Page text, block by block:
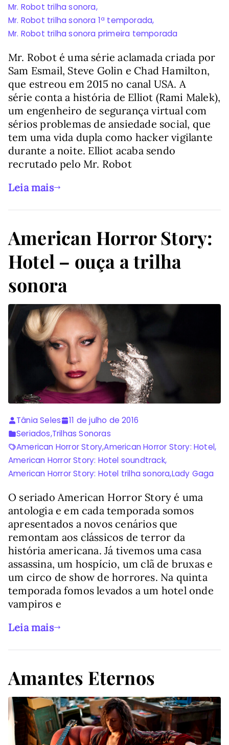
Mr. Robot trilha sonora,
Mr. Robot trilha sonora 1ª temporada,
Mr. Robot trilha sonora primeira temporada
Mr. Robot é uma série aclamada criada por
Sam Esmail, Steve Golin e Chad Hamilton,
que estreou em 2015 no canal USA. A
série conta a história de Elliot (Rami Malek),
um engenheiro de segurança virtual com
sérios problemas de ansiedade social, que
tem uma vida dupla como hacker vigilante
durante a noite. Elliot acaba sendo
recrutado pelo Mr. Robot
Leia mais
American Horror Story:
Hotel – ouça a trilha
sonora
Tânia Seles
11 de julho de 2016
Seriados,Trilhas Sonoras
American Horror Story,American Horror Story: Hotel,
American Horror Story: Hotel soundtrack,
American Horror Story: Hotel trilha sonora,Lady Gaga
O seriado American Horror Story é uma
antologia e em cada temporada somos
apresentados a novos cenários que
remontam aos clássicos de terror da
história americana. Já tivemos uma casa
assassina, um hospício, um clã de bruxas e
um circo de show de horrores. Na quinta
temporada fomos levados a um hotel onde
vampiros e
Leia mais
Amantes Eternos